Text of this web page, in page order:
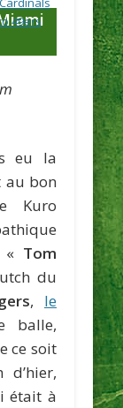
eu la
au bon
Kuro
Tom
du
, le
balle,
ce soit
était à